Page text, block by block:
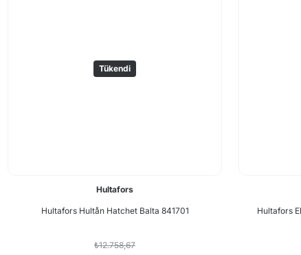
Tükendi
Hultafors
Hultafors Hultån Hatchet Balta 841701
₺12.758,67
Hultafors